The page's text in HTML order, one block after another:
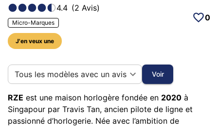
4.4 (2 Avis)
Micro-Marques
J'en veux une
0
12 photos sur cette marque
Tous les modèles avec un avis Voir
RZE est une maison horlogère fondée en 2020 à
Singapour par Travis Tan, ancien pilote de ligne et
passionné d’horlogerie. Née avec l’ambition de